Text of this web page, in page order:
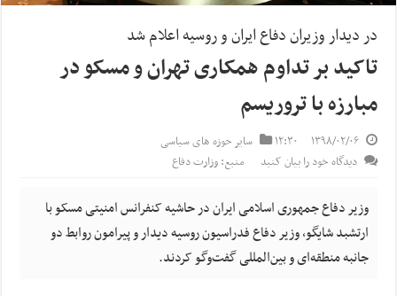
در دیدار وزیران دفاع ایران و روسیه اعلام شد
تاکید بر تداوم همکاری تهران و مسکو ‌در
مبارزه با تروریسم
۱۳۹۸/۰۲/۰۶ ۱۲:۳۰
سایر حوزه های سیاسی
دیدگاه خود را بیان کنید
منبع: وزارت دفاع
وزیر دفاع جمهوری اسلامی ایران در حاشیه کنفرانس امنیتی مسکو با
ارتشبد شایگو، وزیر دفاع فدراسیون روسیه دیدار و پیرامون روابط دو
جانبه منطقه‌ای و بین‌المللی گفت‌وگو کردند.